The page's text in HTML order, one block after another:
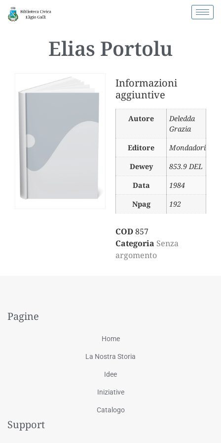
Elias Portolu
Informazioni
aggiuntive
Autore
Deledda
Grazia
Editore
Mondadori
Dewey
853.9 DEL
Data
1984
Npag
192
COD857
Categoria Senza
argomento
Pagine
Home
La Nostra Storia
Idee
Iniziative
Catalogo
Support